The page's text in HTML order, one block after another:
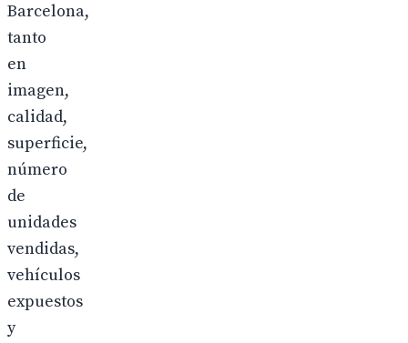
Barcelona,
tanto
en
imagen,
calidad,
superficie,
número
de
unidades
vendidas,
vehículos
expuestos
y